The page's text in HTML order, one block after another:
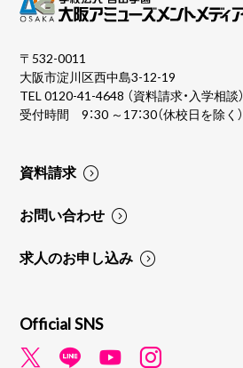
〒532-0011
大阪市淀川区西中島3-12-19
TEL0120-41-4648 （資料請求・入学相談）
受付時間 9：30 ～17：30（休校日を除く）
資料請求
お問い合わせ
求人のお申し込み
Official SNS